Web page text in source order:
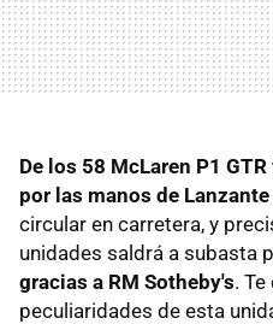
De los 58 McLaren P1
por las manos de Lanzante
circular en carretera, y
unidades saldrá a subasta
gracias a RM Sotheby's.
peculiaridades de esta